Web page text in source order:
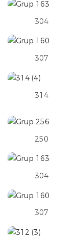
304
307
314
250
304
307